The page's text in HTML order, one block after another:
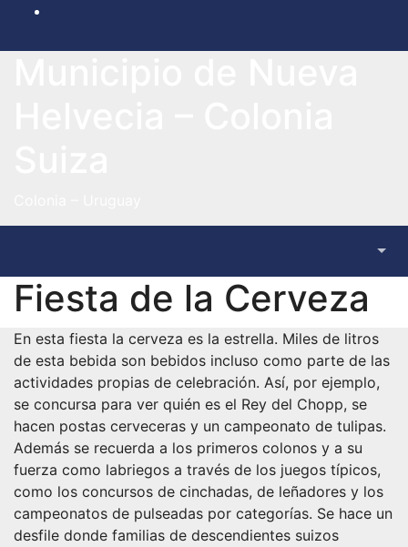
Saltar
contenido
Fiesta de la Cerveza
En esta fiesta la cerveza es la estrella. Miles de litros
de esta bebida son bebidos incluso como parte de las
actividades propias de celebración. Así, por ejemplo,
se concursa para ver quién es el Rey del Chopp, se
hacen postas cerveceras y un campeonato de tulipas.
Además se recuerda a los primeros colonos y a su
fuerza como labriegos a través de los juegos típicos,
como los concursos de cinchadas, de leñadores y los
campeonatos de pulseadas por categorías. Se hace un
desfile donde familias de descendientes suizos